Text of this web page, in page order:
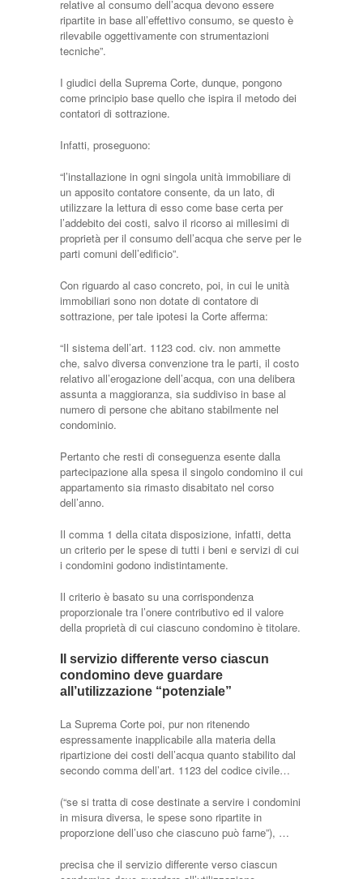
relative al consumo dell’acqua devono essere
ripartite in base all’effettivo consumo, se questo è
rilevabile oggettivamente con strumentazioni
tecniche”.
I giudici della Suprema Corte, dunque, pongono
come principio base quello che ispira il metodo dei
contatori di sottrazione.
Infatti, proseguono:
“l’installazione in ogni singola unità immobiliare di
un apposito contatore consente, da un lato, di
utilizzare la lettura di esso come base certa per
l’addebito dei costi, salvo il ricorso ai millesimi di
proprietà per il consumo dell’acqua che serve per le
parti comuni dell’edificio”.
Con riguardo al caso concreto, poi, in cui le unità
immobiliari sono non dotate di contatore di
sottrazione, per tale ipotesi la Corte afferma:
“Il sistema dell’art. 1123 cod. civ. non ammette
che, salvo diversa convenzione tra le parti, il costo
relativo all’erogazione dell’acqua, con una delibera
assunta a maggioranza, sia suddiviso in base al
numero di persone che abitano stabilmente nel
condominio.
Pertanto che resti di conseguenza esente dalla
partecipazione alla spesa il singolo condomino il cui
appartamento sia rimasto disabitato nel corso
dell’anno.
Il comma 1 della citata disposizione, infatti, detta
un criterio per le spese di tutti i beni e servizi di cui
i condomini godono indistintamente.
Il criterio è basato su una corrispondenza
proporzionale tra l’onere contributivo ed il valore
della proprietà di cui ciascuno condomino è titolare.
Il servizio differente verso ciascun
condomino deve guardare
all’utilizzazione “potenziale”
La Suprema Corte poi, pur non ritenendo
espressamente inapplicabile alla materia della
ripartizione dei costi dell’acqua quanto stabilito dal
secondo comma dell’art. 1123 del codice civile…
(“se si tratta di cose destinate a servire i condomini
in misura diversa, le spese sono ripartite in
proporzione dell’uso che ciascuno può farne”), …
precisa che il servizio differente verso ciascun